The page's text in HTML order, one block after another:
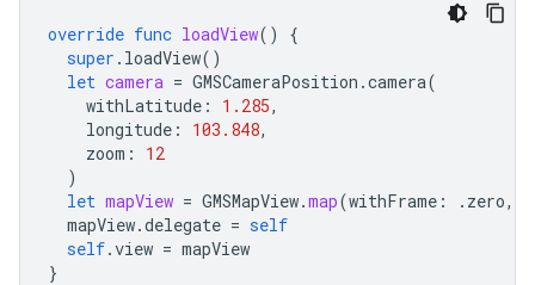
override func loadView()
{
super . loadView()
let camera = GMSCameraPosition .camera(
withLatitude : 1.285,
longitude : 103.848,
zoom :
12
)
let mapView = GMSMapView.map(withFrame : . zero,
mapView.delegate = self
self.view = mapView
}